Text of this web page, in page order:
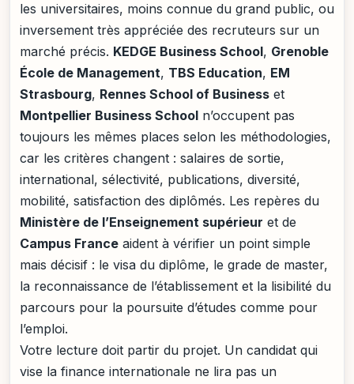
les universitaires, moins connue du grand public, ou
inversement très appréciée des recruteurs sur un
marché précis. KEDGE Business School, Grenoble
École de Management, TBS Education, EM
Strasbourg, Rennes School of Business et
Montpellier Business School n’occupent pas
toujours les mêmes places selon les méthodologies,
car les critères changent : salaires de sortie,
international, sélectivité, publications, diversité,
mobilité, satisfaction des diplômés. Les repères du
Ministère de l’Enseignement supérieur et de
Campus France aident à vérifier un point simple
mais décisif : le visa du diplôme, le grade de master,
la reconnaissance de l’établissement et la lisibilité du
parcours pour la poursuite d’études comme pour
l’emploi.
Votre lecture doit partir du projet. Un candidat qui
vise la finance internationale ne lira pas un